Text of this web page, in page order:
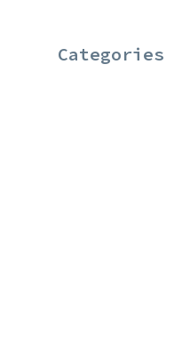
Categories